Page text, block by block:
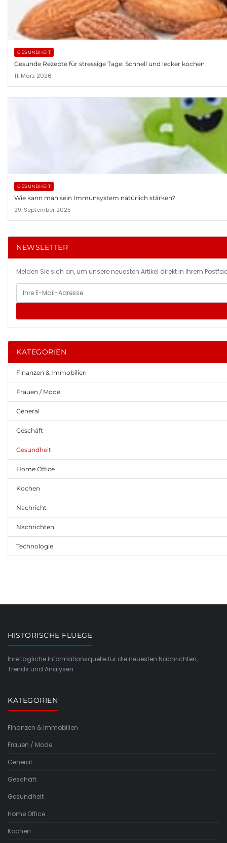
GESUNDHEIT
Gesunde Rezepte für stressige Tage: Schnell und lecker kochen
11. März 2026
GESUNDHEIT
Wie kann man sein Immunsystem natürlich stärken?
29. September 2025
NEWSLETTER
Melden Sie sich an, um unsere neuesten Artikel direkt in Ihrem
KATEGORIEN
Finanzen & Immobilien
Frauen / Mode
General
Geschäft
Gesundheit
Home Office
Kochen
Nachricht
Nachrichten
Technologie
HISTORISCHE FLUEGE
Ihre tägliche Informationsquelle für die neuesten Nachrichten,
Trends und Analysen.
KATEGORIEN
Finanzen & Immobilien
Frauen / Mode
General
Geschäft
Gesundheit
Home Office
Kochen